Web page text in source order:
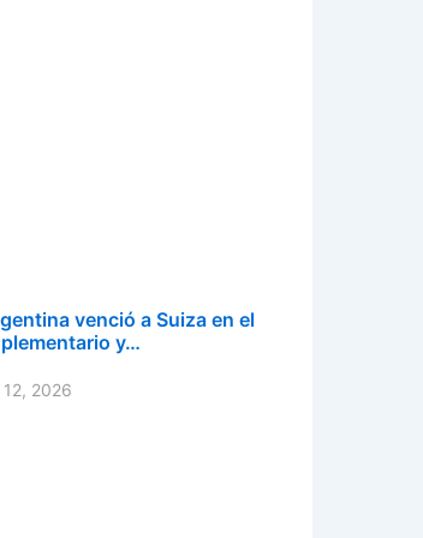
venció a Suiza en el
y…
12, 2026